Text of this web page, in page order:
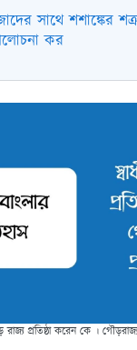
সাথে শশাঙ্কের
কর
রাজ্য প্রতিষ্ঠা করেন কে ।